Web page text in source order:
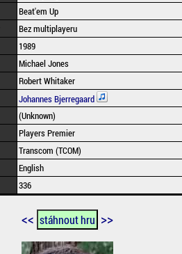
Beat'em Up
Bez multiplayeru
1989
Michael Jones
Robert Whitaker
Johannes Bjerregaard
(Unknown)
Players Premier
Transcom (TCOM)
English
336
<< stáhnout hru >>